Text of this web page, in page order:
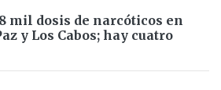
mil dosis de narcóticos en
y Los Cabos; hay cuatro